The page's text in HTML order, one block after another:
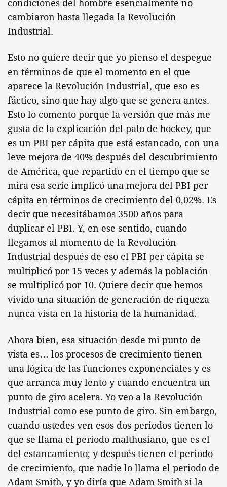
condiciones del hombre esencialmente no
cambiaron hasta llegada la Revolución
Industrial.
Esto no quiere decir que yo pienso el despegue
en términos de que el momento en el que
aparece la Revolución Industrial, que eso es
fáctico, sino que hay algo que se genera antes.
Esto lo comento porque la versión que más me
gusta de la explicación del palo de hockey, que
es un PBI per cápita que está estancado, con una
leve mejora de 40% después del descubrimiento
de América, que repartido en el tiempo que se
mira esa serie implicó una mejora del PBI per
cápita en términos de crecimiento del 0,02%. Es
decir que necesitábamos 3500 años para
duplicar el PBI. Y, en ese sentido, cuando
llegamos al momento de la Revolución
Industrial después de eso el PBI per cápita se
multiplicó por 15 veces y además la población
se multiplicó por 10. Quiere decir que hemos
vivido una situación de generación de riqueza
nunca vista en la historia de la humanidad.
Ahora bien, esa situación desde mi punto de
vista es… los procesos de crecimiento tienen
una lógica de las funciones exponenciales y es
que arranca muy lento y cuando encuentra un
punto de giro acelera. Yo veo a la Revolución
Industrial como ese punto de giro. Sin embargo,
cuando ustedes ven esos dos periodos tienen lo
que se llama el periodo malthusiano, que es el
del estancamiento; y después tienen el periodo
de crecimiento, que nadie lo llama el periodo de
Adam Smith, y yo diría que Adam Smith si la